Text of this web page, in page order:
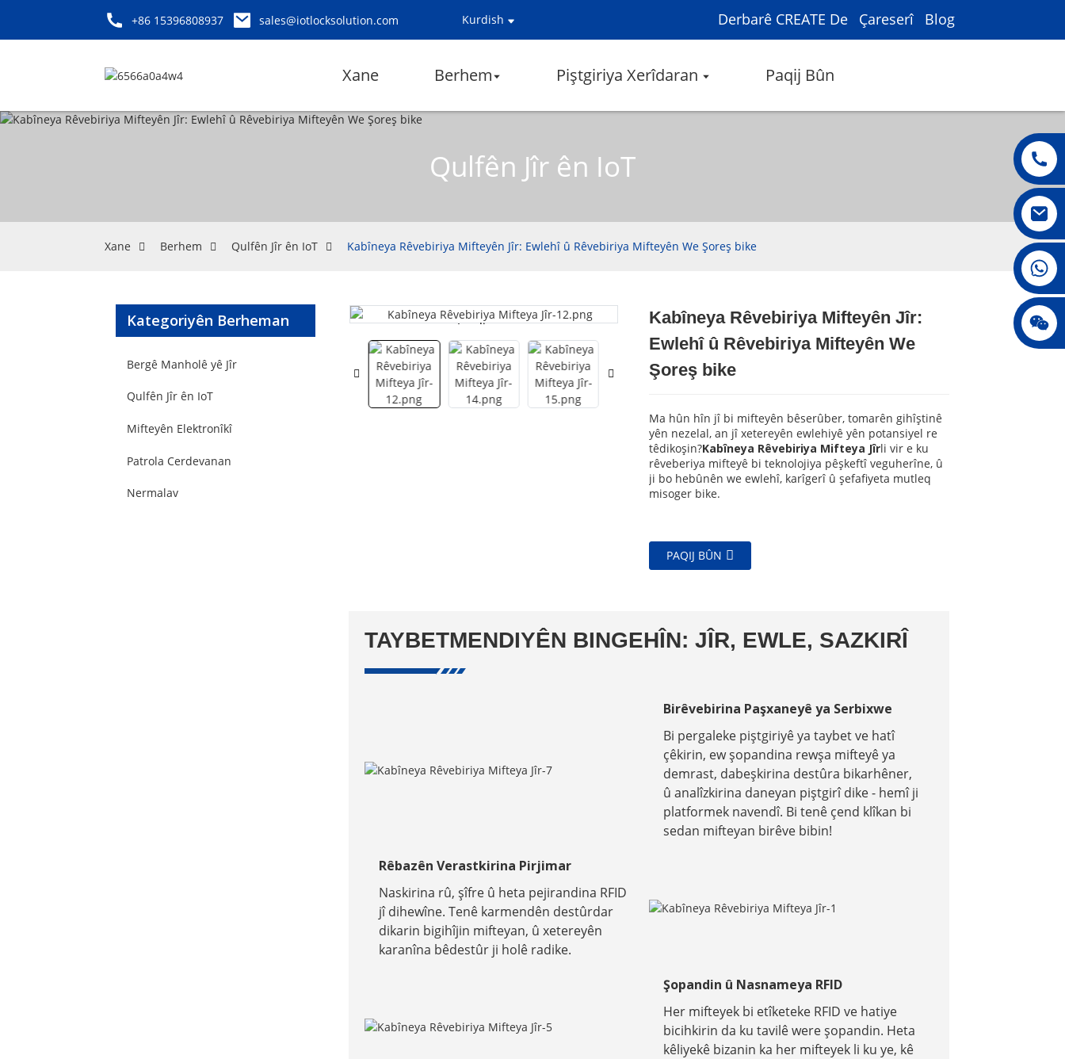
+86 15396808937 sales@iotlocksolution.com Kurdish Derbarê CREATE De Çareserî Blog
Xane Berhem Piştgiriya Xerîdaran Paqij Bûn
jenny010678
Qulfên Jîr ên IoT
Xane Berhem Qulfên Jîr ên IoT Kabîneya Rêvebiriya Mifteyên Jîr: Ewlehî û Rêvebiriya Mifteyên We Şoreş bike
Kategoriyên Berheman
Bergê Manholê yê Jîr
Qulfên Jîr ên IoT
Mifteyên Elektronîkî
Patrola Cerdevanan
Nermalav
Loading...
Loading... Loading...
Loading... Loading...
Loading... Loading...
Loading...
Kabîneya Rêvebiriya Mifteyên Jîr:
Ewlehî û Rêvebiriya Mifteyên We
Şoreş bike
Ma hûn hîn jî bi mifteyên bêserûber, tomarên gihîştinê
yên nezelal, an jî xetereyên ewlehiyê yên potansiyel re
têdikoşin?Kabîneya Rêvebiriya Mifteya Jîrli vir e ku
rêveberiya mifteyê bi teknolojiya pêşkeftî veguherîne, û
ji bo hebûnên we ewlehî, karîgerî û şefafiyeta mutleq
misoger bike.
PAQIJ BÛN
TAYBETMENDIYÊN BINGEHÎN: JÎR, EWLE, SAZKIRÎ
Birêvebirina Paşxaneyê ya Serbixwe
Bi pergaleke piştgiriyê ya taybet ve hatî
çêkirin, ew şopandina rewşa mifteyê ya
demrast, dabeşkirina destûra bikarhêner,
û analîzkirina daneyan piştgirî dike - hemî ji
platformek navendî. Bi tenê çend klîkan bi
sedan mifteyan birêve bibin!
Rêbazên Verastkirina Pirjimar
Naskirina rû, şîfre û heta pejirandina RFID
jî dihewîne. Tenê karmendên destûrdar
dikarin bigihîjin mifteyan, û xetereyên
karanîna bêdestûr ji holê radike.
Şopandin û Nasnameya RFID
Her mifteyek bi etîketeke RFID ve hatiye
bicihkirin da ku tavilê were şopandin. Heta
kêliyekê bizanin ka her mifteyek li ku ye, kê